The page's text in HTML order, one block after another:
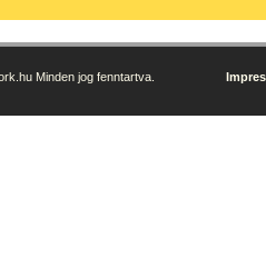
Minden jog fenntartva.